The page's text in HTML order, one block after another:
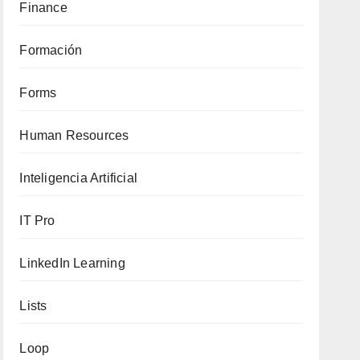
Finance
Formación
Forms
Human Resources
Inteligencia Artificial
IT Pro
LinkedIn Learning
Lists
Loop